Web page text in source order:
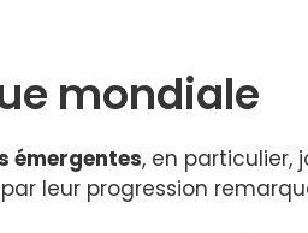
mondiale
émergentes, en particulier,
leur progression